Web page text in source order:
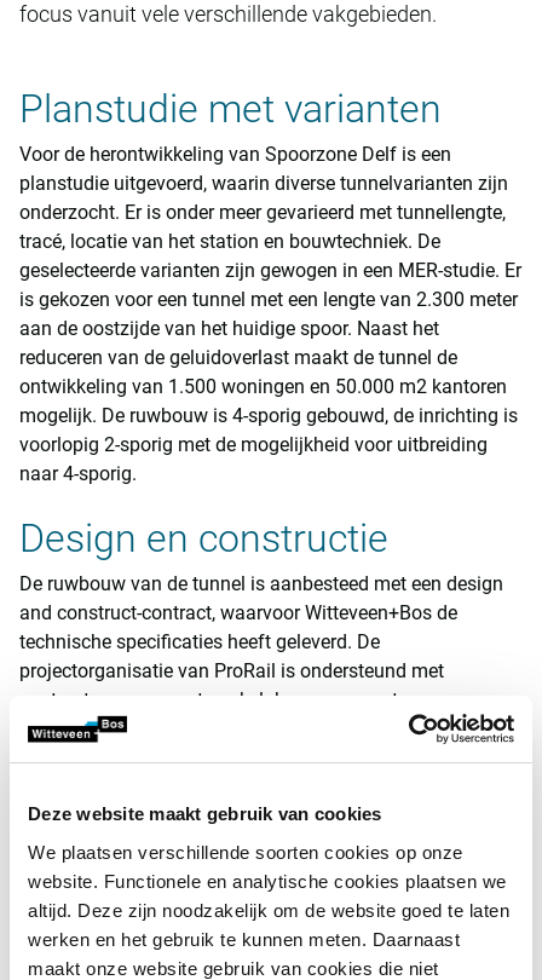
Deze website maakt gebruik van cookies
We plaatsen verschillende soorten cookies op onze
website. Functionele en analytische cookies plaatsen we
altijd. Deze zijn noodzakelijk om de website goed te laten
werken en het gebruik te kunnen meten. Daarnaast
maakt onze website gebruik van cookies die niet
focus vanuit vele verschillende vakgebieden.
Planstudie met varianten
Voor de herontwikkeling van Spoorzone Delf is een
planstudie uitgevoerd, waarin diverse tunnelvarianten zijn
onderzocht. Er is onder meer gevarieerd met tunnellengte,
tracé, locatie van het station en bouwtechniek. De
geselecteerde varianten zijn gewogen in een MER-studie. Er
is gekozen voor een tunnel met een lengte van 2.300 meter
aan de oostzijde van het huidige spoor. Naast het
reduceren van de geluidoverlast maakt de tunnel de
ontwikkeling van 1.500 woningen en 50.000 m2 kantoren
mogelijk. De ruwbouw is 4-sporig gebouwd, de inrichting is
voorlopig 2-sporig met de mogelijkheid voor uitbreiding
naar 4-sporig.
Design en constructie
De ruwbouw van de tunnel is aanbesteed met een design
and construct-contract, waarvoor Witteveen+Bos de
technische specificaties heeft geleverd. De
projectorganisatie van ProRail is ondersteund met
contractmanagement, raakvlakmanagement,
kwaliteitsborging, toezicht en backoffice. Verder heeft
Witteveen+Bos het bestek voor het spoor en de afbouw van
verleend over speciale onderwerpen als veiligheid,
trillingen, drukgolven, bodem, geohydrologie,
gebouwschade en bouwen op de tunnel. De
herontwikkeling van Spoorzone Delft maakt het mogelijk
dat wonen, werken, reizen en recreëren hand in hand gaan
in de drukke en historische binnenstad van Delft.